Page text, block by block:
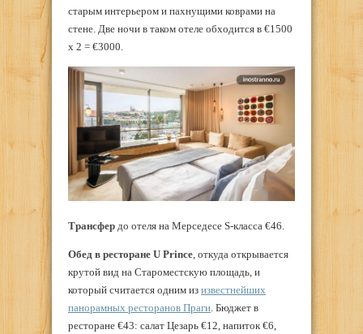
старым интерьером и пахнущими коврами на
стене. Две ночи в таком отеле обходится в €1500
x 2 = €3000.
Трансфер до отеля на Мерседесе S-класса €46.
Обед в ресторане U Prince, откуда открывается
крутой вид на Староместскую площадь, и
который считается одним из известнейших
панорамных ресторанов Праги. Бюджет в
ресторане €43: салат Цезарь €12, напиток €6,